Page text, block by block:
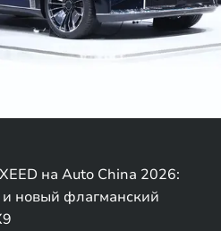
на Auto China 2026:
и новый флагманский